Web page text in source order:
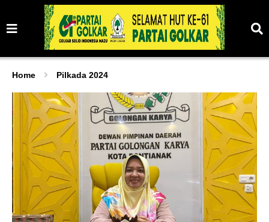
Home Pilkada 2024